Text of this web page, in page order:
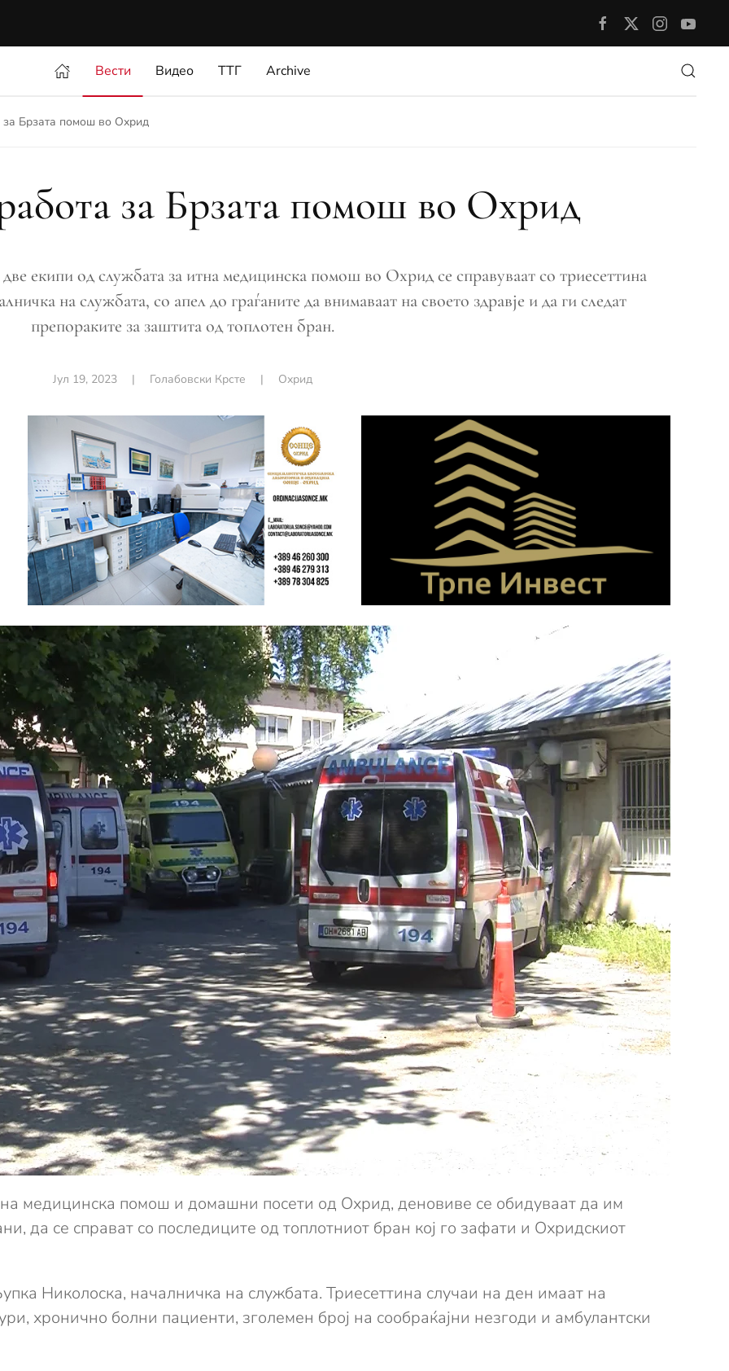
Вести Видео ТТГ Archive
Брзата помош во Охрид
за Брзата помош во Охрид
екипи од службата за итна медицинска помош во Охрид се справуваат со триесеттина
на службата, со апел до граѓаните да внимаваат на своето здравје и да ги следат
препораките за заштита од топлотен бран.
Јул 19, 2023| Голабовски Крсте | Охрид
медицинска помош и домашни посети од Охрид, деновиве се обидуваат да им
да се справат со последиците од топлотниот бран кој го зафати и Охридскиот
Николоска, началничка на службата. Триесеттина случаи на ден имаат на
хронично болни пациенти, зголемен број на сообраќајни незгоди и амбулантски